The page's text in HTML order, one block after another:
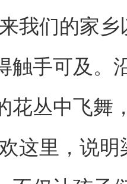
我们的家
触手可及。
花丛中飞舞
这里，说